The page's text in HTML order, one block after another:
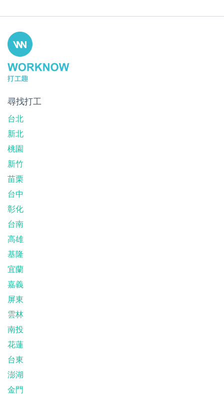
尋找打工
台北
新北
桃園
新竹
苗栗
台中
彰化
台南
高雄
基隆
宜蘭
嘉義
屏東
雲林
南投
花蓮
台東
澎湖
金門